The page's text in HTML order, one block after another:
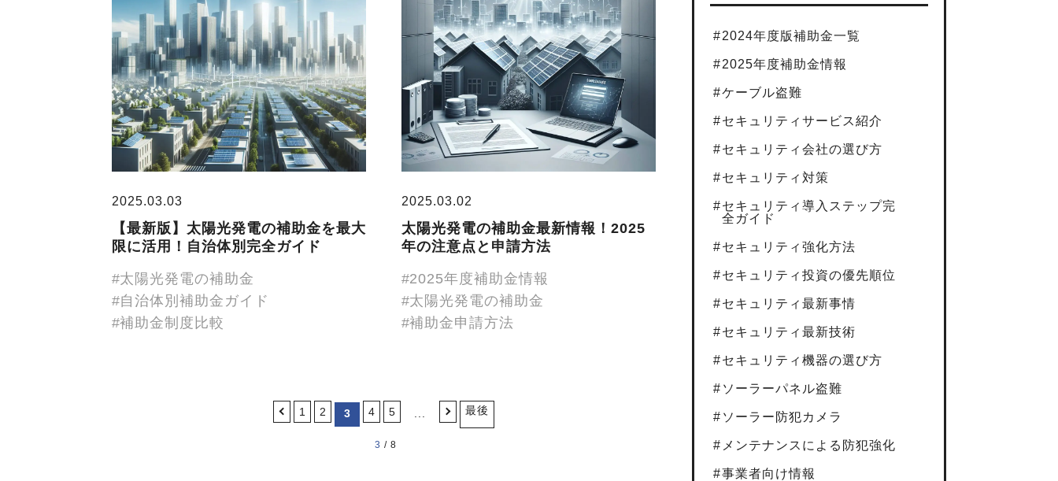
2025.03.03
【最新版】太陽光発電の補助金を最大
限に活用！自治体別完全ガイド
太陽光発電の補助金
自治体別補助金ガイド
補助金制度比較
2025.03.02
太陽光発電の補助金最新情報！2025
年の注意点と申請方法
2025年度補助金情報
太陽光発電の補助金
補助金申請方法
3 / 8
＜ 1 2 3 4 5 ＞ 最後
2024年度版補助金一覧
2025年度補助金情報
ケーブル盗難
セキュリティサービス紹介
セキュリティ会社の選び方
セキュリティ対策
セキュリティ導入ステップ完
全ガイド
セキュリティ強化方法
セキュリティ投資の優先順位
セキュリティ最新事情
セキュリティ最新技術
セキュリティ機器の選び方
ソーラーパネル盗難
ソーラー防犯カメラ
メンテナンスによる防犯強化
事業者向け情報